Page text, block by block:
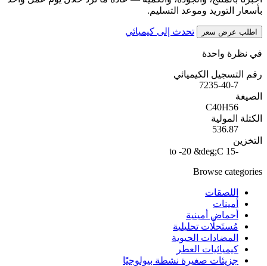
بأسعار التوريد وموعد التسليم.
اطلب عرض سعر تحدث إلى كيميائي
في نظرة واحدة
رقم التسجيل الكيميائي
7235-40-7
الصيغة
C40H56
الكتلة المولية
536.87
التخزين
-15 to -20 &deg;C
Browse categories
اللصقات
أمينات
أحماض أمينية
مُستَحلَّات تحليلية
المضادات الحيوية
كيميائيات العطر
جزيئات صغيرة نشطة بيولوجيًا